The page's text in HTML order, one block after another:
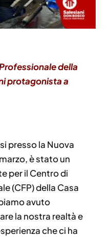
della
protagonista a
presso la Nuova
è stato un
per il Centro di
(CFP) della Casa
avuto
la nostra realtà e
che ci ha